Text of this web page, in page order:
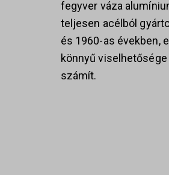
fegyver váza
teljesen acélból
és 1960-as években,
könnyű
számít.